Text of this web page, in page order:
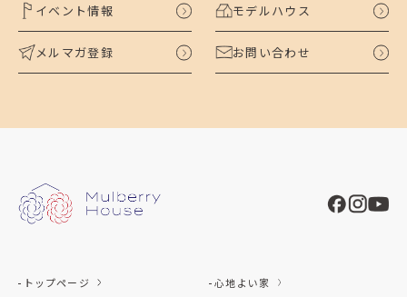
イベント情報 モデルハウス
メルマガ登録 お問い合わせ
トップページ
心地よい家